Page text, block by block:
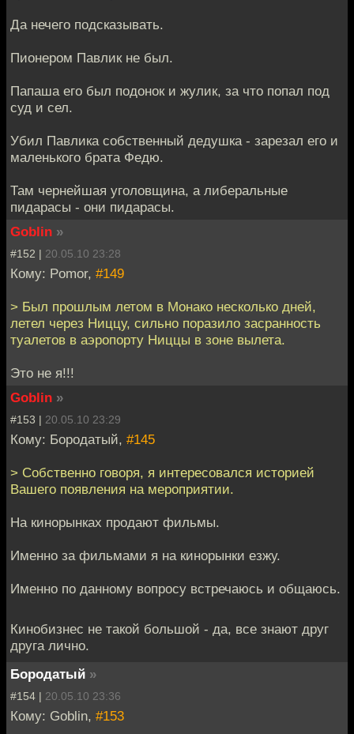
Да нечего подсказывать.
Пионером Павлик не был.
Папаша его был подонок и жулик, за что попал под
суд и сел.
Убил Павлика собственный дедушка - зарезал его и
маленького брата Федю.
Там чернейшая уголовщина, а либеральные
пидарасы - они пидарасы.
Goblin »
#152 | 20.05.10 23:28
Кому: Pomor, #149
> Был прошлым летом в Монако несколько дней,
летел через Ниццу, сильно поразило засранность
туалетов в аэропорту Ниццы в зоне вылета.
Это не я!!!
Goblin »
#153 | 20.05.10 23:29
Кому: Бородатый, #145
> Собственно говоря, я интересовался историей
Вашего появления на мероприятии.
На кинорынках продают фильмы.
Именно за фильмами я на кинорынки езжу.
Именно по данному вопросу встречаюсь и общаюсь.
Кинобизнес не такой большой - да, все знают друг
друга лично.
Бородатый »
#154 | 20.05.10 23:36
Кому: Goblin, #153